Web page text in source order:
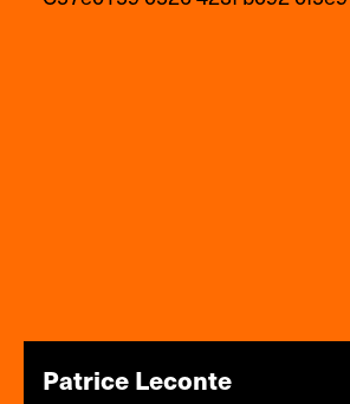
Patrice Leconte